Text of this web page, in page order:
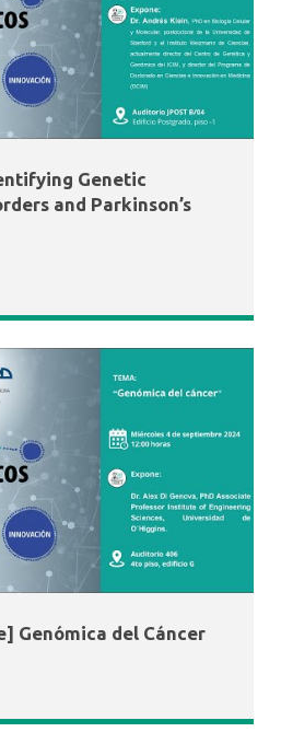
Genetic
and Parkinson’s
Genómica del Cáncer